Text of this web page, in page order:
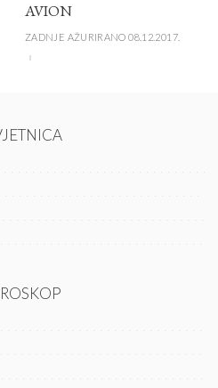
AVION
ZADNJE AŽURIRANO 08.12.2017.